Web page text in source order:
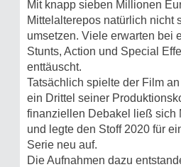
Mit knapp sieben Millionen
Mittelalterepos natürlich nicht
umsetzen. Viele erwarten bei
Stunts, Action und Special
enttäuscht.
Tatsächlich spielte der Film
ein Drittel seiner
finanziellen Debakel ließ sich
und legte den Stoff 2020 für
Serie neu auf.
Die Aufnahmen dazu